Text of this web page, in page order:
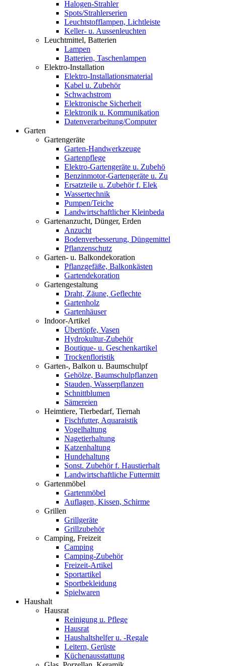
Halogen-Strahler
Spots/Strahlerserien
Leuchtstofflampen, Lichtleiste
Keller- u. Aussenleuchten
Leuchtmittel, Batterien
Lampen
Batterien, Taschenlampen
Elektro-Installation
Elektro-Installationsmaterial
Kabel u. Zubehör
Schwachstrom
Elektronische Sicherheit
Elektronik u. Kommunikation
Datenverarbeitung/Computer
Garten
Gartengeräte
Garten-Handwerkzeuge
Gartenpflege
Elektro-Gartengeräte u. Zubehö
Benzinmotor-Gartengeräte u. Zu
Ersatzteile u. Zubehör f. Elek
Wassertechnik
Pumpen/Teiche
Landwirtschaftlicher Kleinbeda
Gartenanzucht, Dünger, Erden
Anzucht
Bodenverbesserung, Düngemittel
Pflanzenschutz
Garten- u. Balkondekoration
Pflanzgefäße, Balkonkästen
Gartendekoration
Gartengestaltung
Draht, Zäune, Geflechte
Gartenholz
Gartenhäuser
Indoor-Artikel
Übertöpfe, Vasen
Hydrokultur-Zubehör
Boutique- u. Geschenkartikel
Trockenfloristik
Garten-, Balkon u. Baumschulpf
Gehölze, Baumschulpflanzen
Stauden, Wasserpflanzen
Schnittblumen
Sämereien
Heimtiere, Tierbedarf, Tiernah
Fischfutter, Aquaraistik
Vogelhaltung
Nagetierhaltung
Katzenhaltung
Hundehaltung
Sonst. Zubehör f. Haustierhalt
Landwirtschaftliche Futtermitt
Gartenmöbel
Gartenmöbel
Auflagen, Kissen, Schirme
Grillen
Grillgeräte
Grillzubehör
Camping, Freizeit
Camping
Camping-Zubehör
Freizeit-Artikel
Sportartikel
Sportbekleidung
Spielwaren
Haushalt
Hausrat
Reinigung u. Pflege
Hausrat
Haushaltshelfer u. -Regale
Leitern, Gerüste
Küchenausstattung